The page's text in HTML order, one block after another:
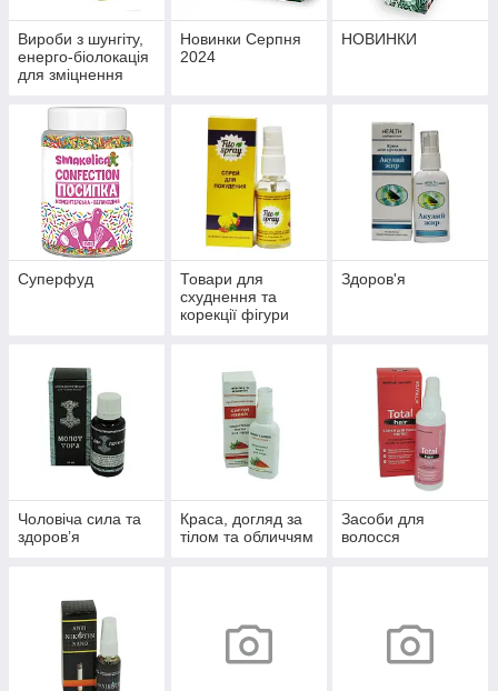
Вироби з шунгіту,
енерго-біолокація
для зміцнення
профілактики
хвороб
Новинки Серпня
2024
НОВИНКИ
Суперфуд
Товари для
схуднення та
корекції фігури
Здоров'я
Чоловіча сила та
здоров’я
Краса, догляд за
тілом та обличчям
Засоби для
волосся